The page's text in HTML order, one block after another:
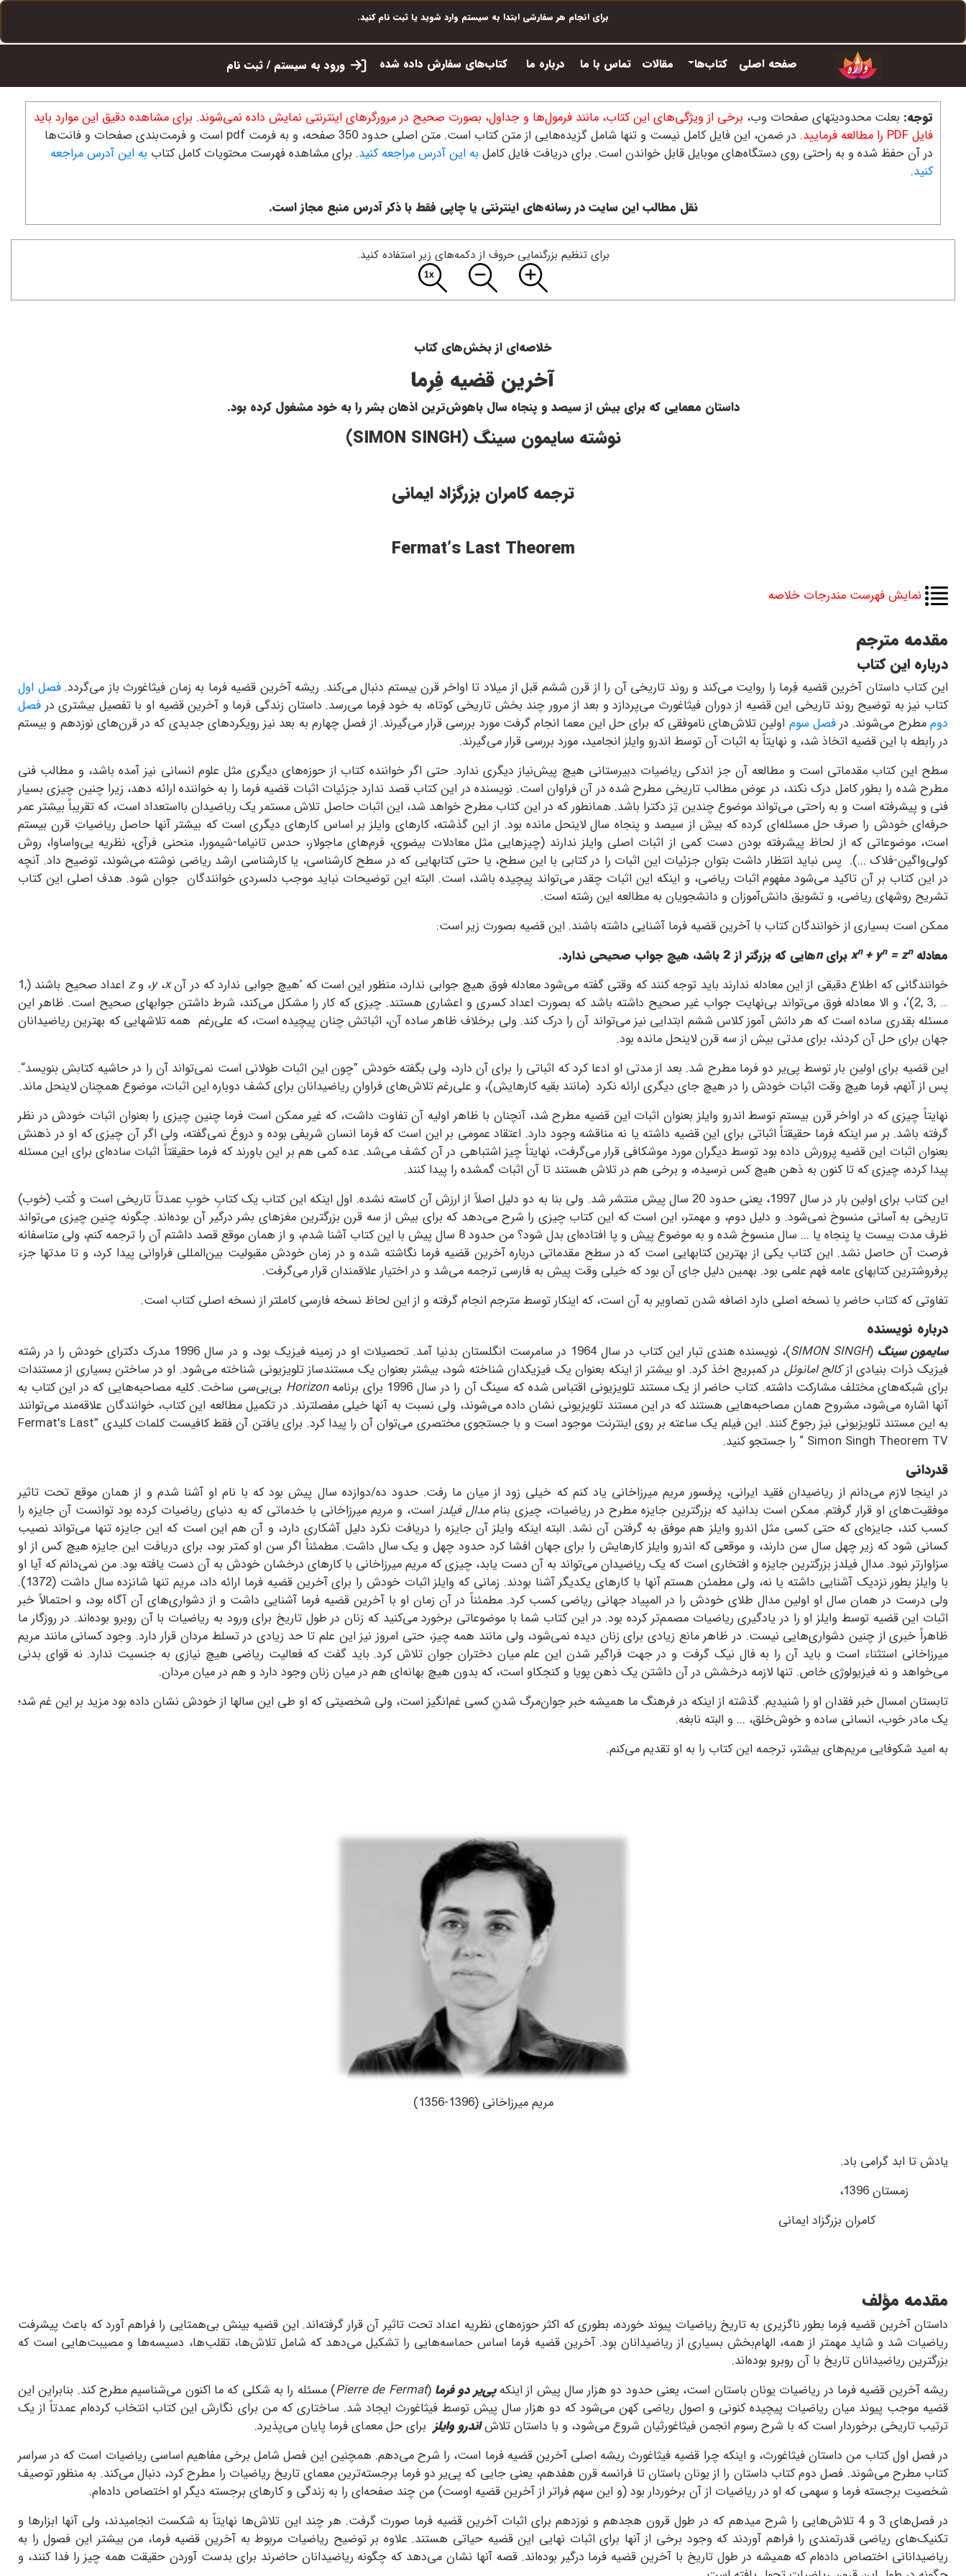
برای انجام هر سفارشی ابتدا به سیستم وارد شوید یا ثبت نام کنید.
صفحه اصلی کتاب‌ها مقالات تماس با ما درباره ما کتاب‌های سفارش داده شده ورود به سیستم / ثبت نام
توجه: بعلت محدودیتهای صفحات وب، برخی از ویژگی‌های این کتاب، مانند فرمول‌ها و جداول، بصورت صحیح در مرورگرهای اینترنتی نمایش داده نمی‌شوند. برای مشاهده دقیق این موارد باید
فایل PDF را مطالعه فرمایید.
در ضمن، این فایل کامل نیست و تنها شامل گزیده‌هایی از متن کتاب است. متن اصلی حدود 350 صفحه، و به فرمت pdf است و فرمت‌بندی صفحات و فانت‌ها
در آن حفظ شده و به راحتی روی دستگاه‌های موبایل قابل خواندن است. برای دریافت فایل کامل به این آدرس مراجعه کنید. برای مشاهده فهرست محتویات کامل کتاب به این آدرس مراجعه
کنید.
نقل مطالب این سایت در رسانه‌های اینترنتی یا چاپی فقط با ذکر آدرس منبع مجاز است.
برای تنظیم بزرگنمایی حروف از دکمه‌های زیر استفاده کنید.
خلاصه‌ای از بخش‌های کتاب
آخرین قضیه فِرما
داستان معمایی که برای بیش از سیصد و پنجاه سال باهوش‌ترین اذهان بشر را به خود مشغول کرده بود.
نوشته سایمون سینگ (SIMON SINGH
)
ترجمه کامران بزرگزاد ایمانی
Fermat’s Last Theorem
نمایش فهرست مندرجات خلاصه
مقدمه مترجم
درباره این کتاب
این کتاب داستان آخرین قضیه فِرما را روایت می‌کند و روند تاریخی آن را از قرن ششم قبل از میلاد تا اواخر قرن بیستم دنبال می‌کند. ریشه‌ آخرین قضیه فرما به زمان فیثاغورث باز می‌گردد.فصل اول
کتاب نیز به توضیح روند تاریخی این قضیه از دوران فیثاغورث می‌پردازد و بعد از مرور چند بخش تاریخی کوتاه، به خود فِرما می‌رسد. داستان زندگی فرما و آخرین قضیه او با تفصیل بیشتری در فصل
دوممطرح می‌شوند. درفصل سوم اولین تلاش‌های ناموفقی که برای حل این معما انجام گرفت مورد بررسی قرار می‌گیرند. از فصل چهارم به بعد نیز رویکردهای جدیدی که در قرن‌های نوزدهم و بیستم
در رابطه با این قضیه اتخاذ شد، و نهایتاً به اثبات آن توسط اندرو وایلز انجامید، مورد بررسی قرار می‌گیرند.
سطح این کتاب مقدماتی است و مطالعه آن جز اندکی ریاضیات دبیرستانی هیچ پیش‌نیاز دیگری ندارد. حتی اگر خواننده کتاب از حوزه‌های دیگری مثل علوم انسانی نیز آمده باشد، و مطالب فنی
مطرح شده را بطور کامل درک نکند، در عوض مطالب تاریخی مطرح شده در آن فراوان است. نویسنده در این کتاب قصد ندارد جزئیات اثبات قضیه فرما را به خواننده ارائه دهد، زیرا چنین چیزی بسیار
فنی و پیشرفته است و به راحتی می‌تواند موضوع چندین تِز دکترا باشد. همانطور که در این کتاب مطرح خواهد شد، این اثبات حاصل تلاش مستمر یک ریاضیدان بااستعداد است، که تقریباً بیشتر عمر
حرفه‌ای خودش را صرف حل مسئله‌ای کرده که بیش از سیصد و پنجاه سال لاینحل مانده بود. از این گذشته، کارهای وایلز بر اساس کارهای دیگری است که بیشتر آنها حاصل ریاضیاتِ قرن بیستم
است، موضوعاتی که از لحاظ پیشرفته بودن دست کمی از اثبات اصلی وایلز ندارند (چیزهایی مثل معادلات بیضوی، فرم‌های ماجولار، حدس تانیاما-شیمورا، منحنی فرآی، نظریه یی‌واساوا، روش
کولی‌واگین-فلاک ...). پس نباید انتظار داشت بتوان جزئیات این اثبات را در کتابی با این سطح، یا حتی کتابهایی که در سطح کارشناسی، یا کارشناسی ارشد ریاضی نوشته می‌شوند، توضیح داد. آنچه
در این کتاب بر آن تاکید می‌شود مفهوم اثبات ریاضی، و اینکه این اثبات چقدر می‌تواند پیچیده باشد، است. البته این توضیحات نباید موجب دلسردی خوانندگان جوان شود. هدف اصلی این کتاب
تشریح روشهای ریاضی، و تشویق دانش‌آموزان و دانشجویان به مطالعه این رشته است.
ممکن است بسیاری از خوانندگان کتاب با آخرین قضیه فرما آشنایی داشته باشند. این قضیه بصورت زیر است:
معادله
xn + yn= zn برایnهایی که بزرگتر از2باشد، هیچ جواب صحیحی ندارد.
خوانندگانی که اطلاع دقیقی از این معادله ندارند باید توجه کنند که وقتی گفته می‌شود معادله فوق هیچ جوابی ندارد، منظور این است که ’هیچ جوابی ندارد که در آنx،y، وz اعداد صحیح باشند (1,
2, 3, …)‘، و الا معادله فوق می‌تواند بی‌نهایت جواب غیر صحیح داشته باشد که بصورت اعداد کسری و اعشاری هستند. چیزی که کار را مشکل می‌کند، شرط داشتن جوابهای صحیح است. ظاهر این
مسئله بقدری ساده است که هر دانش آموز کلاس ششم ابتدایی نیز می‌تواند آن را درک کند. ولی برخلاف ظاهر ساده آن، اثباتش چنان پیچیده است، که علی‌رغم همه تلاشهایی که بهترین ریاضیدانان
جهان برای حل آن کردند، برای مدتی بیش از سه قرن لاینحل مانده بود.
این قضیه برای اولین بار توسط پی‌یر دو فرما مطرح شد. بعد از مدتی او ادعا کرد که اثباتی را برای آن دارد، ولی بگفته خودش ”چون این اثبات طولانی است نمی‌تواند آن را در حاشیه کتابش بنویسد“.
پس از آنهم، فرما هیچ وقت اثبات خودش را در هیچ جای دیگری ارائه نکرد (مانند بقیه کارهایش)، و علی‌رغم تلاش‌های فراوانِ ریاضیدانان برای کشف دوباره این اثبات، موضوع همچنان لاینحل ماند.
نهایتاً چیزی که در اواخر قرن بیستم توسط اندرو وایلز بعنوان اثبات این قضیه مطرح شد، آنچنان با ظاهر اولیه آن تفاوت داشت، که غیر ممکن است فرما چنین چیزی را بعنوان اثبات خودش در نظر
گرفته باشد. بر سر اینکه فرما حقیقتاً اثباتی برای این قضیه داشته یا نه مناقشه وجود دارد. اعتقاد عمومی بر این است که فرما انسان شریفی بوده و دروغ نمی‌گفته، ولی اگر آن چیزی که او در ذهنش
بعنوان اثبات این قضیه پرورش داده بود توسط دیگران مورد موشکافی قرار می‌گرفت، نهایتاً چیز اشتباهی در آن کشف می‌شد. عده کمی هم بر این باورند که فرما حقیقتاً اثبات ساده‌ای برای این مسئله
پیدا کرده، چیزی که تا کنون به ذهن هیچ کس نرسیده، و برخی هم در تلاش هستند تا آن اثبات گمشده را پیدا کنند.
این کتاب برای اولین بار در سال 1997، یعنی حدود 20 سال پیش منتشر شد. ولی بنا به دو دلیل اصلاً از ارزش آن کاسته نشده. اول اینکه این کتاب یک کتابِ خوبِ عمدتاً تاریخی است و کُتب (خوب)
تاریخی به آسانی منسوخ نمی‌شود. و دلیل دوم، و مهمتر، این است که این کتاب چیزی را شرح می‌دهد که برای بیش از سه قرن بزرگترین مغزهای بشر درگیر آن بوده‌اند. چگونه چنین چیزی می‌تواند
ظرف مدت بیست یا پنجاه یا ... سال منسوخ شده و به موضوع پیش‌ و پا افتاده‌ای بدل شود؟ من حدود 8 سال پیش با این کتاب آشنا شدم، و از همان موقع قصد داشتم آن را ترجمه کنم، ولی متاسفانه
فرصت آن حاصل نشد. این کتاب یکی از بهترین کتابهایی است که در سطح مقدماتی درباره آخرین قضیه فرما نگاشته شده و در زمان خودش مقبولیت بین‌المللی فراوانی پیدا کرد، و تا مدتها جزء
پرفروشترین کتابهای عامه فهم علمی بود. بهمین دلیل جای آن بود که خیلی وقت پیش به فارسی ترجمه می‌شد و در اختیار علاقمندان قرار می‌گرفت.
تفاوتی که کتاب حاضر با نسخه اصلی دارد اضافه شدن تصاویر به آن است، که اینکار توسط مترجم انجام گرفته و از این لحاظ نسخه فارسی کاملتر از نسخه اصلی کتاب است.
درباره نویسنده
سایمون سینگ (
SIMON SINGH
)، نویسنده هندی تبار این کتاب در سال 1964 در سامرست انگلستان بدنیا آمد. تحصیلات او در زمینه فیزیک بود، و در سال 1996 مدرک دکترای خودش را در رشته
فیزیک ذرات بنیادی ازکالج امانوئل در کمبریج اخذ کرد. او بیشتر از اینکه بعنوان یک فیزیکدان شناخته شود، بیشتر بعنوان یک مستندساز تلویزیونی شناخته می‌شود. او در ساختن بسیاری از مستندات
برای شبکه‌های مختلف مشارکت داشته. کتاب حاضر از یک مستند تلویزیونی اقتباس شده که سینگ آن را در سال 1996 برای برنامه
Horizon بی‌بی‌سی ساخت. کلیه مصاحبه‌هایی که در این کتاب به
آنها اشاره می‌شود، مشروح همان مصاحبه‌هایی هستند که در این مستند تلویزیونی نشان داده می‌شوند، ولی نسبت به آنها خیلی مفصلترند. در تکمیل مطالعه این کتاب، خوانندگان علاقه‌مند می‌توانند
به این مستند تلویزیونی نیز رجوع کنند. این فیلم یک ساعته بر روی اینترنت موجود است و با جستجوی مختصری می‌توان آن را پیدا کرد. برای یافتن آن فقط کافیست کلمات کلیدی ”Fermat's Last
Theorem TV
Simon Singh “ را جستجو کنید.
قدردانی
در اینجا لازم می‌دانم از ریاضیدان فقید ایرانی، پرفسور مریم میرزاخانی یاد کنم که خیلی زود از میان ما رفت. حدود ده/دوازده سال پیش بود که با نام او آشنا شدم و از همان موقع تحت تاثیر
موفقیت‌های او قرار گرفتم. ممکن است بدانید که بزرگترین جایزه مطرح در ریاضیات، چیزی بناممدال فیلدز است، و مریم میرزاخانی با خدماتی که به دنیای ریاضیات کرده بود توانست آن جایزه را
کسب کند، جایزه‌ای که حتی کسی مثل اندرو وایلز هم موفق به گرفتن آن نشد. البته اینکه وایلز آن جایزه را دریافت نکرد دلیل آشکاری دارد، و آن هم این است که این جایزه تنها می‌تواند نصیب
کسانی شود که زیر چهل سال سن دارند، و موقعی که اندرو وایلز کارهایش را برای جهان افشا کرد حدود چهل و یک سال داشت. مطمئناً اگر سن او کمتر بود، برای دریافت این جایزه هیچ کس از او
سزاوارتر نبود. مدال فیلدز بزرگترین جایزه و افتخاری است که یک ریاضیدان می‌تواند به آن دست یابد، چیزی که مریم میرزاخانی با کارهای درخشان خودش به آن دست یافته بود. من نمی‌دانم که آیا او
با وایلز بطور نزدیک آشنایی داشته یا نه، ولی مطمئن هستم آنها با کارهای یکدیگر آشنا بودند. زمانی که وایلز اثبات خودش را برای آخرین قضیه فرما ارائه داد، مریم تنها شانزده سال داشت (1372).
ولی درست در همان سال او اولین مدال طلای خودش را در المپیاد جهانی ریاضی کسب کرد. مطمئناً در آن زمان او با آخرین قضیه فرما آشنایی داشت و از دشواری‌های آن آگاه بود، و احتمالاً خبر
اثبات این قضیه توسط وایلز او را در یادگیری ریاضیات مصمم‌تر کرده بود. در این کتاب شما با موضوعاتی برخورد می‌کنید که زنان در طول تاریخ برای ورود به ریاضیات با آن روبرو بوده‌اند. در روزگار ما
ظاهراً خبری از چنین دشواری‌هایی نیست. در ظاهر مانع زیادی برای زنان دیده نمی‌شود، ولی مانند همه چیز، حتی امروز نیز این علم تا حد زیادی در تسلط مردان قرار دارد. وجود کسانی مانند مریم
میرزاخانی استثناء است و باید آن را به فال نیک گرفت و در جهت فراگیر شدن این علم میان دختران جوان تلاش کرد. باید گفت که فعالیت ریاضی هیچ نیازی به جنسیت ندارد. نه قوای بدنی
می‌خواهد و نه فیزیولوژی خاص. تنها لازمه درخشش در آن داشتن یک ذهن پویا و کنجکاو است، که بدون هیچ بهانه‌ای هم در میان زنان وجود دارد و هم در میان مردان.
تابستان امسال خبر فقدان او را شنیدیم. گذشته از اینکه در فرهنگ ما همیشه خبر جوان‌مرگ شدنِ کسی غم‌انگیز است، ولی شخصیتی که او طی این سالها از خودش نشان داده بود مزید بر این غم شد؛
یک مادر خوب، انسانی ساده و خوش‌خلق، ... و البته نابغه.
به امید شکوفایی مریم‌های بیشتر، ترجمه این کتاب را به او تقدیم می‌کنم.
مریم میرزاخانی (1396-1356)
یادش تا ابد گرامی باد.
زمستان 1396،
کامران بزرگزاد ایمانی
مقدمه مؤلف
داستان آخرین قضیه فِرما بطور ناگزیری به تاریخ ریاضیات پیوند خورده، بطوری که اکثر حوزه‌های نظریه اعداد تحت تاثیر آن قرار گرفته‌اند. این قضیه بینش بی‌همتایی را فراهم آورد که باعث پیشرفت
ریاضیات شد و شاید مهمتر از همه، الهام‌بخش بسیاری از ریاضیدانان بود. آخرین قضیه فرما اساس حماسه‌هایی را تشکیل می‌دهد که شامل تلاش‌ها، تقلب‌ها، دسیسه‌ها و مصیبت‌هایی است که
بزرگترین ریاضیدانان تاریخ با آن روبرو بوده‌اند.
ریشه آخرین قضیه فرما در ریاضیات یونان باستان است، یعنی حدود دو هزار سال پیش از اینکهپی‌یر دو فرما (
Pierre de Fermat) مسئله را به شکلی که ما اکنون می‌شناسیم مطرح کند. بنابراین این
قضیه موجب پیوند میان ریاضیات پیچیده کنونی و اصول ریاضی کهن می‌شود که دو هزار سال پیش توسط فیثاغورث ایجاد شد. ساختاری که من برای نگارش این کتاب انتخاب کرده‌ام عمدتاً از یک
ترتیب تاریخی برخوردار است که با شرح رسوم انجمن فیثاغورثیان شروع می‌شود، و با داستان تلاشاندرو وایلزبرای حل معمای فرما پایان می‌پذیرد.
در فصل اول کتاب من داستان فیثاغورث، و اینکه چرا قضیه فیثاغورث ریشه اصلی آخرین قضیه فرما است، را شرح می‌دهم. همچنین این فصل شامل برخی مفاهیم اساسی ریاضیات است که در سراسر
کتاب مطرح می‌شوند. فصل دوم کتاب داستان را از یونان باستان تا فرانسه قرن هفدهم، یعنی جایی که پی‌یر دو فرما برجسته‌ترین معمای تاریخ ریاضیات را مطرح کرد، دنبال می‌کند. به منظور توصیف
شخصیت برجسته فرما و سهمی که او در ریاضیات از آن برخوردار بود (و این سهم فراتر از آخرین قضیه اوست) من چند صفحه‌ای را به زندگی و کارهای برجسته دیگر او اختصاص داده‌ام.
در فصل‌های 3 و 4 تلاش‌هایی را شرح مید‌هم که در طول قرون هجدهم و نوزدهم برای اثبات آخرین قضیه فرما صورت گرفت. هر چند این تلاش‌ها نهایتاً به شکست انجامیدند، ولی آنها ابزارها و
تکنیک‌های ریاضی قدرتمندی را فراهم آوردند که وجود برخی از آنها برای اثبات نهایی این قضیه حیاتی هستند. علاوه بر توضیح ریاضیات مربوط به آخرین قضیه فرما، من بیشتر این فصول را به
ریاضیدانانی اختصاص داده‌ام که همیشه در طول تاریخ با آخرین قضیه فرما درگیر بوده‌اند. قصه آنها نشان می‌دهد که چگونه ریاضیدانان حاضرند برای بدست آوردن حقیقت همه چیز را فدا کنند، و